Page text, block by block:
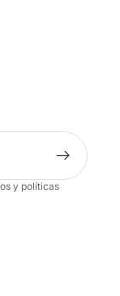
y políticas
de contacto